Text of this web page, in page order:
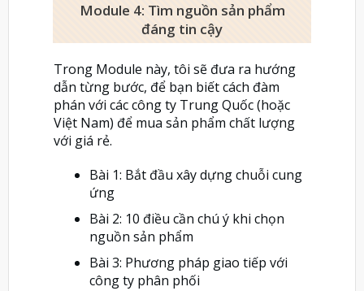
Module 4: Tìm nguồn sản phẩm
đáng tin cậy
Trong Module này, tôi sẽ đưa ra hướng
dẫn từng bước, để bạn biết cách đàm
phán với các công ty Trung Quốc (hoặc
Việt Nam) để mua sản phẩm chất lượng
với giá rẻ.
Bài 1: Bắt đầu xây dựng chuỗi cung
ứng
Bài 2: 10 điều cần chú ý khi chọn
nguồn sản phẩm
Bài 3: Phương pháp giao tiếp với
công ty phân phối